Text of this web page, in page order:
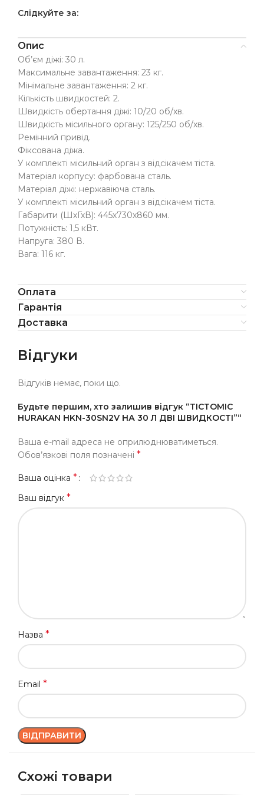
Слідкуйте за:
Опис
Об’єм діжі: 30 л.
Максимальне завантаження: 23 кг.
Мінімальне завантаження: 2 кг.
Кількість швидкостей: 2.
Швидкість обертання діжі: 10/20 об/хв.
Швидкість місильного органу: 125/250 об/хв.
Ремінний привід.
Фіксована діжа.
У комплекті місильний орган з відсікачем тіста.
Матеріал корпусу: фарбована сталь.
Матеріал діжі: нержавіюча сталь.
У комплекті місильний орган з відсікачем тіста.
Габарити (ШхГхВ): 445х730х860 мм.
Потужність: 1,5 кВт.
Напруга: 380 В.
Вага: 116 кг.
Оплата
Гарантія
Доставка
Відгуки
Відгуків немає, поки що.
Будьте першим, хто залишив відгук “ТІСТОМІС
HURAKAN HKN-30SN2V НА 30 Л ДВІ ШВИДКОСТІ”“
Ваша e-mail адреса не оприлюднюватиметься.
Обов’язкові поля позначені *
Ваша оцінка *
Ваш відгук *
Назва *
Email *
Схожі товари